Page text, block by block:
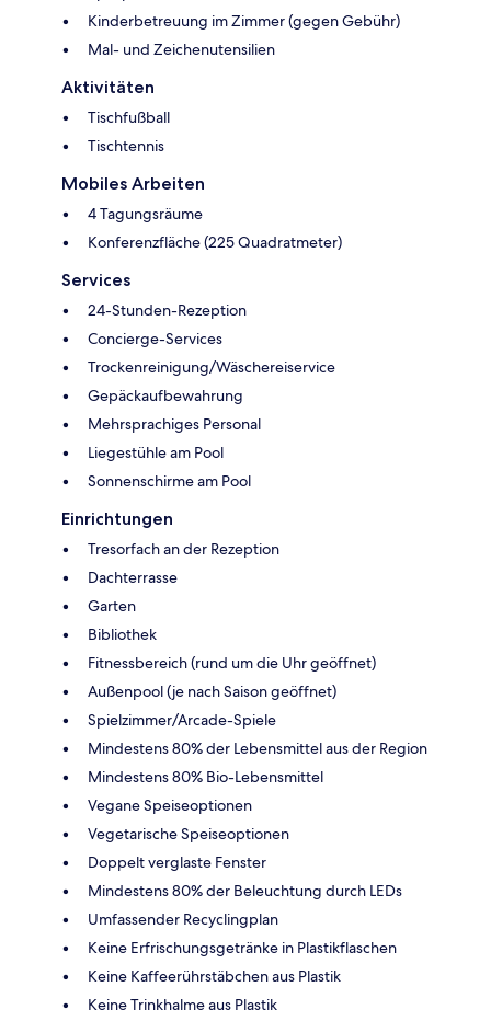
Kinderbetreuung im Zimmer (gegen Gebühr)
Mal- und Zeichenutensilien
Aktivitäten
Tischfußball
Tischtennis
Mobiles Arbeiten
4 Tagungsräume
Konferenzfläche (225 Quadratmeter)
Services
24-Stunden-Rezeption
Concierge-Services
Trockenreinigung/Wäschereiservice
Gepäckaufbewahrung
Mehrsprachiges Personal
Liegestühle am Pool
Sonnenschirme am Pool
Einrichtungen
Tresorfach an der Rezeption
Dachterrasse
Garten
Bibliothek
Fitnessbereich (rund um die Uhr geöffnet)
Außenpool (je nach Saison geöffnet)
Spielzimmer/Arcade-Spiele
Mindestens 80% der Lebensmittel aus der Region
Mindestens 80% Bio-Lebensmittel
Vegane Speiseoptionen
Vegetarische Speiseoptionen
Doppelt verglaste Fenster
Mindestens 80% der Beleuchtung durch LEDs
Umfassender Recyclingplan
Keine Erfrischungsgetränke in Plastikflaschen
Keine Kaffeerührstäbchen aus Plastik
Keine Trinkhalme aus Plastik